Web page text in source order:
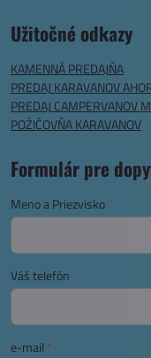
Užitočné odkazy
KAMENNÁ PREDAJŇA
PREDAJ KARAVANOV
PREDAJ CAMPERVANOV
POŽIČOVŇA KARAVANOV
Formulár pre
Meno a Priezvisko
Váš telefón
e-mail *